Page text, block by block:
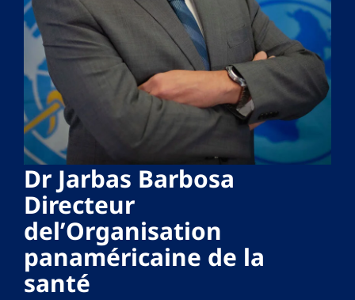
Dr Jarbas Barbosa
Directeur
del’Organisation
panaméricaine de la
santé